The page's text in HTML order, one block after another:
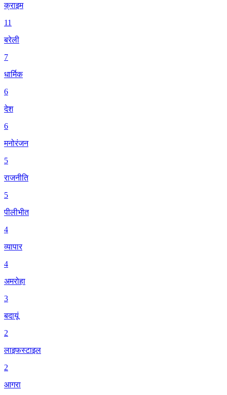
क्राइम
11
बरेली
7
धार्मिक
6
देश
6
मनोरंजन
5
राजनीति
5
पीलीभीत
4
व्यापार
4
अमरोहा
3
बदायूं
2
लाइफस्टाइल
2
आगरा